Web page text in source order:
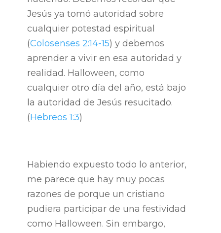
Jesús ya tomó autoridad sobre
cualquier potestad espiritual
(Colosenses 2:14-15) y debemos
aprender a vivir en esa autoridad y
realidad. Halloween, como
cualquier otro día del año, está bajo
la autoridad de Jesús resucitado.
(Hebreos 1:3)
Habiendo expuesto todo lo anterior,
me parece que hay muy pocas
razones de porque un cristiano
pudiera participar de una festividad
como Halloween. Sin embargo,